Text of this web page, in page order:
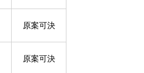
原案可決
原案可決